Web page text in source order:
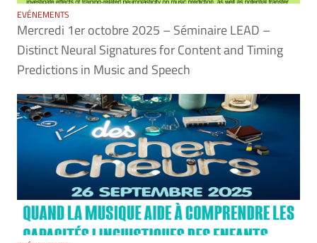
EVÉNEMENTS
Mercredi 1er octobre 2025 – Séminaire LEAD –
Distinct Neural Signatures for Content and Timing
Predictions in Music and Speech